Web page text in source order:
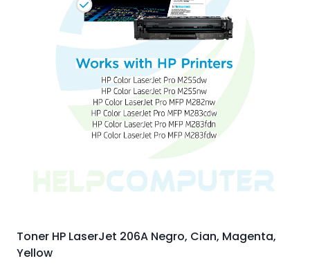
Toner HP LaserJet 206A Negro, Cian, Magenta,
Yellow